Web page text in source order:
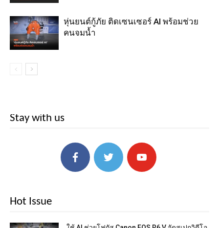
หุ่นยนต์กู้ภัย ติดเซนเซอร์ AI พร้อมช่วย
คนจมน้ำ
Stay with us
Hot Issue